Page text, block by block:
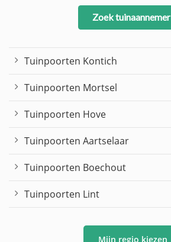
Zoek tuinaannemer
Tuinpoorten Kontich
Tuinpoorten Mortsel
Tuinpoorten Hove
Tuinpoorten Aartselaar
Tuinpoorten Boechout
Tuinpoorten Lint
Mijn regio kiezen